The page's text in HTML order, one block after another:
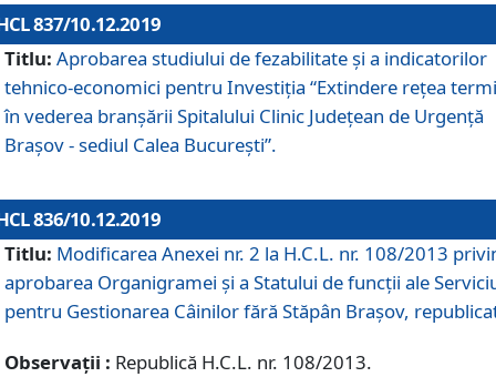
837/10.12.2019
Titlu: Aprobarea studiului de fezabilitate și a indicatorilor
tehnico-economici pentru Investiția “Extindere rețea
în vederea branșării Spitalului Clinic Județean de Urgență
Brașov - sediul Calea București”.
836/10.12.2019
Titlu: Modificarea Anexei nr. 2 la H.C.L. nr. 108/2013
aprobarea Organigramei şi a Statului de funcții ale
pentru Gestionarea Câinilor fără Stăpân Brașov,
Observații : Republică H.C.L. nr. 108/2013.